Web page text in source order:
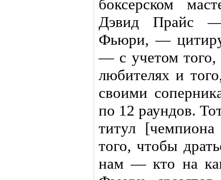
боксерском
Дэвид Прайс
Фьюри, —
— с учетом того,
любителях и
своими
по 12 раундов.
титул
того, чтобы
нам — кто на